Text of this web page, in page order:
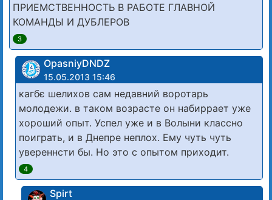
ПРИЕМСТВЕННОСТЬ В РАБОТЕ ГЛАВНОЙ
КОМАНДЫ И ДУБЛЕРОВ
3
OpasniyDNDZ
15.05.2013 15:46
кагбє шелихов сам недавний воротарь
молодежи. в таком возрасте он набиррает уже
хороший опыт. Успел уже и в Волыни классно
поиграть, и в Днепре неплох. Ему чуть чуть
увереннсти бы. Но это с опытом приходит.
4
Spirt